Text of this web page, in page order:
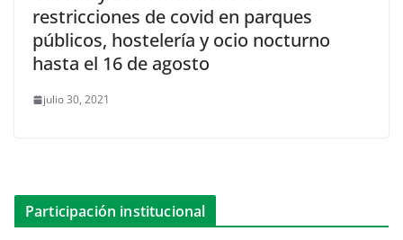
restricciones de covid en parques
públicos, hostelería y ocio nocturno
hasta el 16 de agosto
julio 30, 2021
Participación institucional